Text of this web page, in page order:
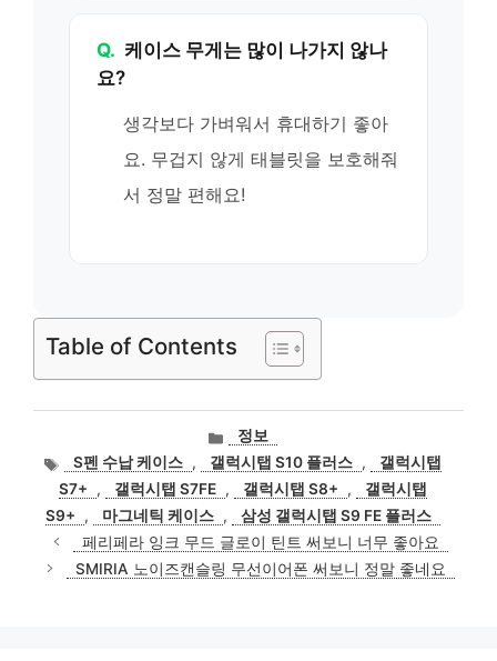
Q. 케이스 무게는 많이 나가지 않나
요?
생각보다 가벼워서 휴대하기 좋아
요. 무겁지 않게 태블릿을 보호해줘
서 정말 편해요!
Table of Contents
카
테
고
리
정보
태
그
S펜 수납 케이스 , 갤럭시탭 S10 플러스 ,
갤럭시탭
S7+
, 갤럭시탭 S7FE , 갤럭시탭 S8+ ,
갤럭시탭
S9+
, 마그네틱 케이스 ,
삼성 갤럭시탭 S9 FE 플러스
페리페라 잉크 무드 글로이 틴트 써보니 너무 좋아요
SMIRIA 노이즈캔슬링 무선이어폰 써보니 정말 좋네요